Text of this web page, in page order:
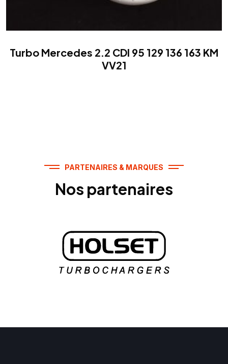
Turbo Mercedes 2.2 CDI 95 129 136 163 KM
VV21
PARTENAIRES & MARQUES
Nos partenaires